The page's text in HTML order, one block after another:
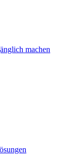
machen